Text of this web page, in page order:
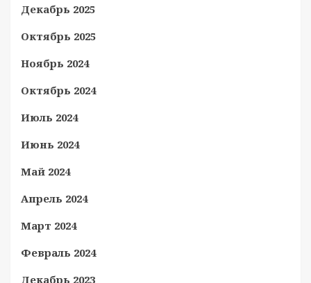
Декабрь 2025
Октябрь 2025
Ноябрь 2024
Октябрь 2024
Июль 2024
Июнь 2024
Май 2024
Апрель 2024
Март 2024
Февраль 2024
Декабрь 2023